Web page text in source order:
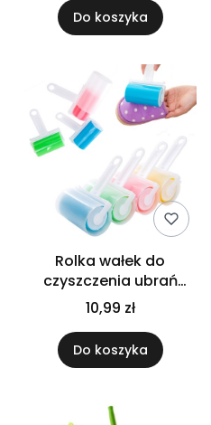
Do koszyka
Rolka wałek do
czyszczenia ubrań
sierści solidna
silikonowa żelowa
wieczna
10,99 zł
Do koszyka